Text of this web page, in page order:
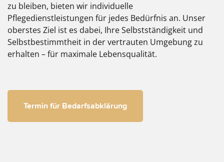
zu bleiben, bieten wir individuelle
Pflegedienstleistungen für jedes Bedürfnis an. Unser
oberstes Ziel ist es dabei, Ihre Selbstständigkeit und
Selbstbestimmtheit in der vertrauten Umgebung zu
erhalten – für maximale Lebensqualität.
Termin für Bedarfsabklärung